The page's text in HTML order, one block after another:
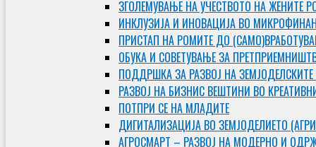
ЗГОЛЕМУВАЊЕ НА УЧЕСТВОТО НА ЖЕНИТЕ
ИНКЛУЗИЈА И ИНОВАЦИЈА ВО
ПРИСТАП НА РОМИТЕ ДО
ОБУКА И СОВЕТУВАЊЕ ЗА
ПОДДРШКА ЗА РАЗВОЈ НА
РАЗВОЈ НА БИЗНИС ВЕШТИНИ ВО
ПОТПРИ СЕ НА МЛАДИТЕ
ДИГИТАЛИЗАЦИЈА ВО ЗЕМЈОДЕЛИЕТО
АГРОСМАРТ – РАЗВОЈ НА МОДЕРНО И